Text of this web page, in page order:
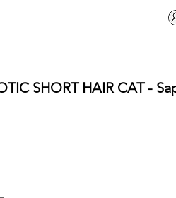
SHORT HAIR CAT -